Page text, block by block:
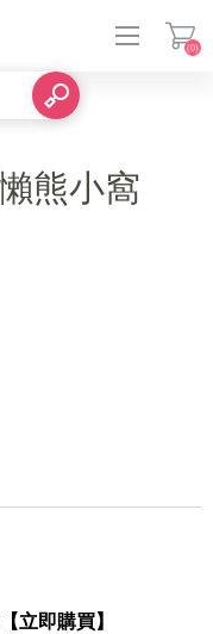
(0)
熊小窩
立即購買】